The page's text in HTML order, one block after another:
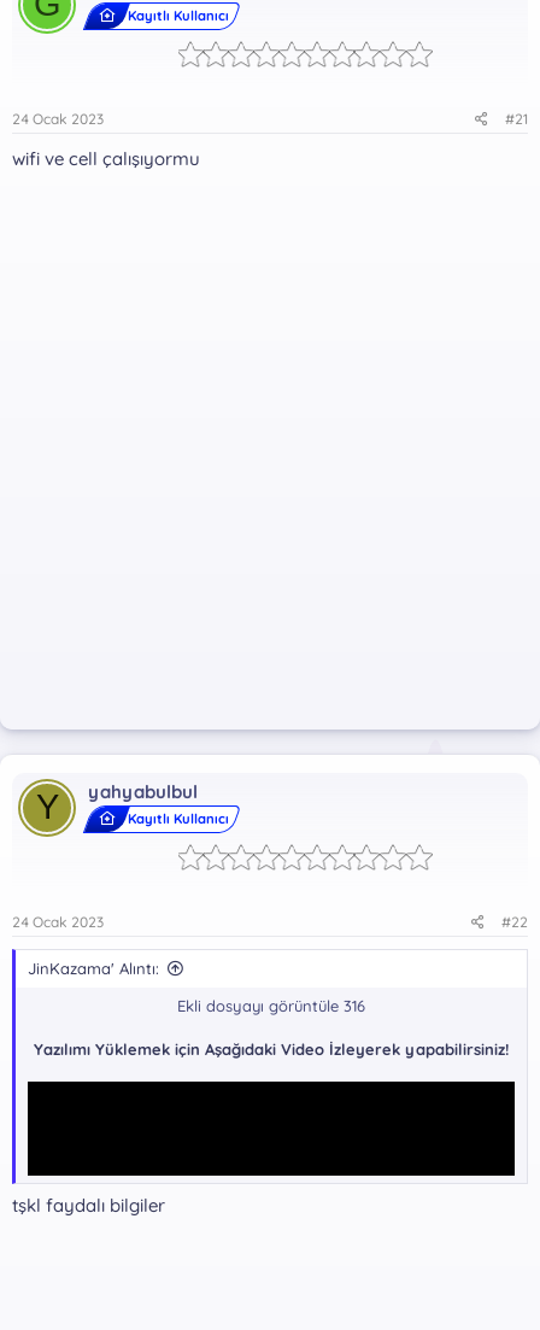
Kayıtlı Kullanıcı
24 Ocak 2023 #21
wifi ve cell çalışıyormu
Y yahyabulbul
Kayıtlı Kullanıcı
24 Ocak 2023 #22
JinKazama' Alıntı:
Ekli dosyayı görüntüle 316
Yazılımı Yüklemek için Aşağıdaki Video İzleyerek yapabilirsiniz!
tşkl faydalı bilgiler